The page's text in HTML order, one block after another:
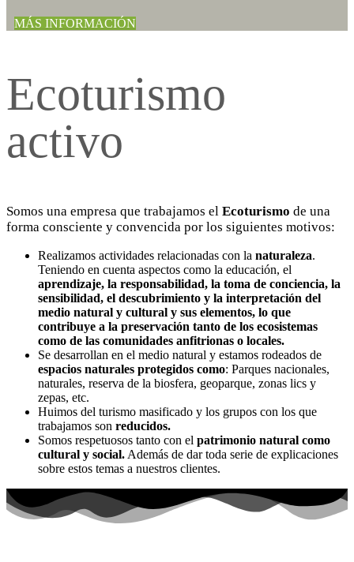
MÁS INFORMACIÓN
Ecoturismo
activo
Somos una empresa que trabajamos el Ecoturismo de una
forma consciente y convencida por los siguientes motivos:
Realizamos actividades relacionadas con la naturaleza.
Teniendo en cuenta aspectos como la educación, el
aprendizaje, la responsabilidad, la toma de conciencia, la
sensibilidad, el descubrimiento y la interpretación del
medio natural y cultural y sus elementos, lo que
contribuye a la preservación tanto de los ecosistemas
como de las comunidades anfitrionas o locales.
Se desarrollan en el medio natural y estamos rodeados de
espacios naturales protegidos como: Parques nacionales,
naturales, reserva de la biosfera, geoparque, zonas lics y
zepas, etc.
Huimos del turismo masificado y los grupos con los que
trabajamos son reducidos.
Somos respetuosos tanto con el patrimonio natural como
cultural y social. Además de dar toda serie de explicaciones
sobre estos temas a nuestros clientes.